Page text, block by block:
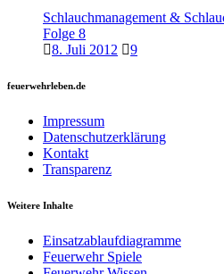
Schlauchmanagement &
Folge 8
8. Juli 2012
9
feuerwehrleben.de
Impressum
Datenschutzerklärung
Kontakt
Transparenz
Weitere Inhalte
Einsatzablaufdiagramme
Feuerwehr Spiele